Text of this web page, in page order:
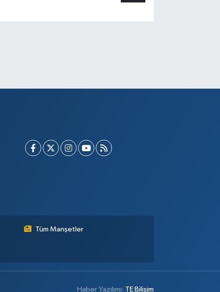
Tüm Manşetler
Haber Yazılımı: TE Bilişim